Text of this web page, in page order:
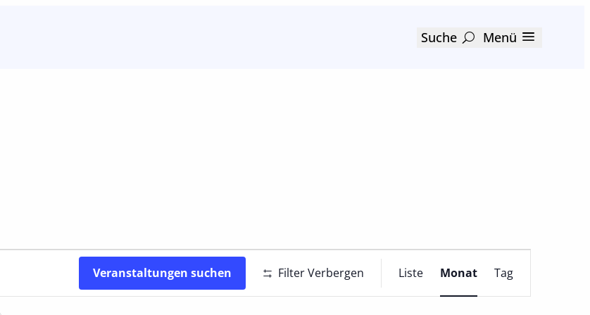
Suche Menü
Veranstaltungen suchen Filter Verbergen
Ansichten-
Liste Monat Tag